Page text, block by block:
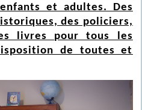
et adultes. Des
des policiers,
livres pour tous les
de toutes et